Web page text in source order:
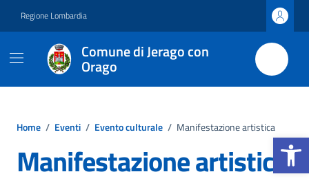
Apri la
Regione Lombardia
Comune di Jerago con
Orago
Home / Eventi / Evento culturale / Manifestazione artistica
Manifestazione artistica